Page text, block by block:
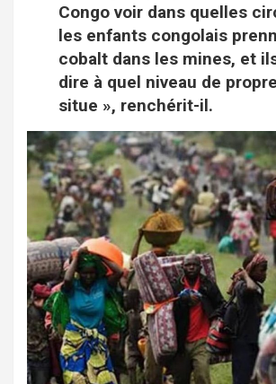
Congo voir dans quelles
les enfants congolais
cobalt dans les mines, et
dire à quel niveau de
situe », renchérit-il.